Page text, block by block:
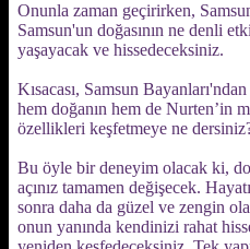
Onunla zaman geçirirken,
Samsun'un doğasının ne denli
yaşayacak ve hissedeceksiniz.
Kısacası, Samsun
hem doğanın hem de Nurten’in
özellikleri keşfetmeye ne
Bu öyle bir deneyim olacak ki,
açınız tamamen değişecek.
sonra daha da güzel ve zengin
onun yanında kendinizi rahat